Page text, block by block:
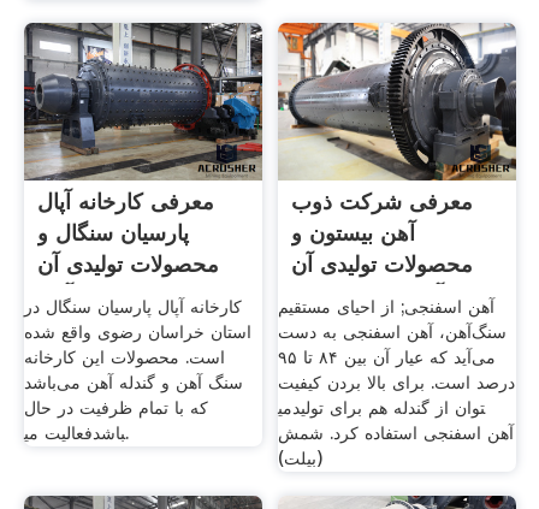
معرفی کارخانه آپال
پارسیان سنگال و
محصولات تولیدی آن
آهن
کارخانه آپال پارسیان سنگال در
استان خراسان رضوی واقع شده
است. محصولات این کارخانه
سنگ آهن و گندله آهن می‌باشد
که با تمام ظرفیت در حال
فعالیت می‎باشد.
معرفی شرکت ذوب
آهن بیستون و
محصولات تولیدی آن
آهن ملل اصفهان
آهن اسفنجی; از احیای مستقیم
سنگ‌آهن، آهن اسفنجی به دست
می‌آید که عیار آن بین ۸۴ تا ۹۵
درصد است. برای بالا بردن کیفیت
می‎توان از گندله هم برای تولید
آهن اسفنجی استفاده کرد. شمش
(بیلت)